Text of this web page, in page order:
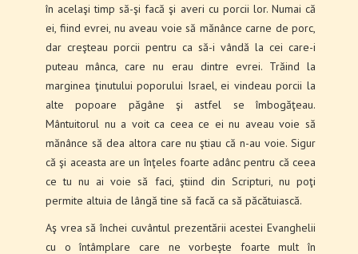
în acelaşi timp să-şi facă şi averi cu porcii lor. Numai că
ei, fiind evrei, nu aveau voie să mănânce carne de porc,
dar creşteau porcii pentru ca să-i vândă la cei care-i
puteau mânca, care nu erau dintre evrei. Trăind la
marginea ţinutului poporului Israel, ei vindeau porcii la
alte popoare păgâne şi astfel se îmbogăţeau.
Mântuitorul nu a voit ca ceea ce ei nu aveau voie să
mănânce să dea altora care nu ştiau că n-au voie. Sigur
că şi aceasta are un înţeles foarte adânc pentru că ceea
ce tu nu ai voie să faci, ştiind din Scripturi, nu poţi
permite altuia de lângă tine să facă ca să păcătuiască.
Aş vrea să închei cuvântul prezentării acestei Evanghelii
cu o întâmplare care ne vorbeşte foarte mult în